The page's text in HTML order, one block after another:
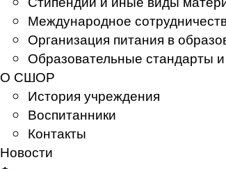
Международное
Организация питания в
Образовательные стандарты
О СШОР
История учреждения
Воспитанники
Контакты
Новости